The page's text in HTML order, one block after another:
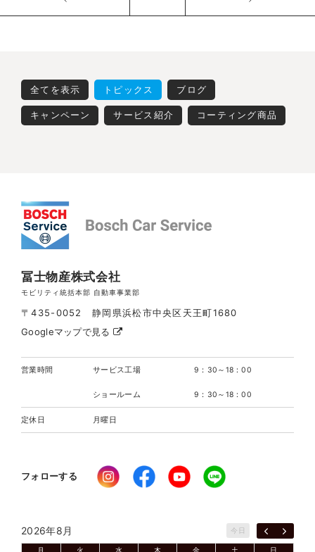
全てを表示 トピックス ブログ
キャンペーン サービス紹介 コーティング商品
冨士物産株式会社
モビリティ統括本部 自動車事業部
〒435-0052 静岡県浜松市中央区天王町1680
Googleマップで見る
営業時間 サービス工場 9：30～18：00
ショールーム 9：30～18：00
定休日 月曜日
フォローする
2026年8月 今日
月 火 水 木 金 土
日